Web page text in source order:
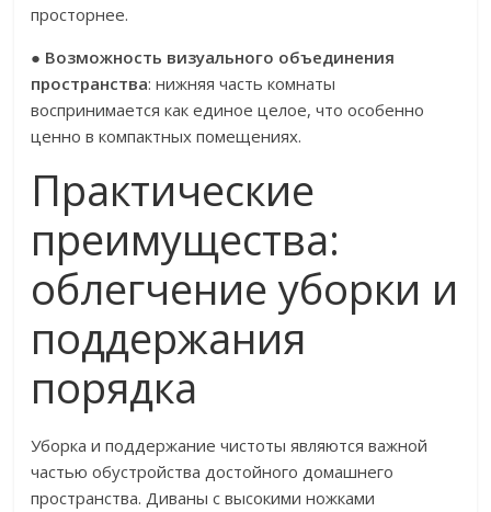
просторнее.
● Возможность визуального объединения
пространства: нижняя часть комнаты
воспринимается как единое целое, что особенно
ценно в компактных помещениях.
Практические
преимущества:
облегчение уборки и
поддержания
порядка
Уборка и поддержание чистоты являются важной
частью обустройства достойного домашнего
пространства. Диваны с высокими ножками